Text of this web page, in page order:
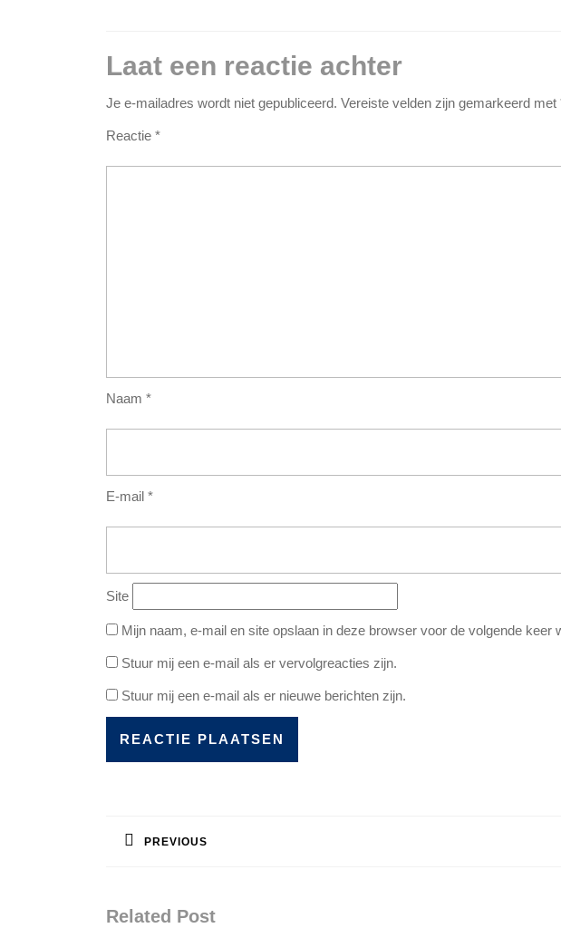
Laat een reactie achter
Je e-mailadres wordt niet gepubliceerd. Vereiste velden zijn gemarkeerd met
Reactie *
Naam *
E-mail *
Site
Mijn naam, e-mail en site opslaan in deze browser voor de volgende keer
Stuur mij een e-mail als er vervolgreacties zijn.
Stuur mij een e-mail als er nieuwe berichten zijn.
navigatie
PREVIOUS
Related Post